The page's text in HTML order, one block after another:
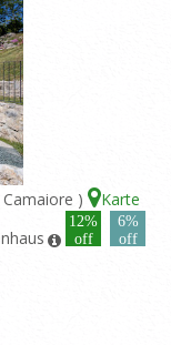
)
Karte
12%
off
6%
off